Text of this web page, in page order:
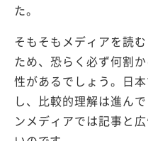
た。
そもそもメディアを読
ため、恐らく必ず何割
性があるでしょう。日
し、比較的理解は進ん
ンメディアでは記事と